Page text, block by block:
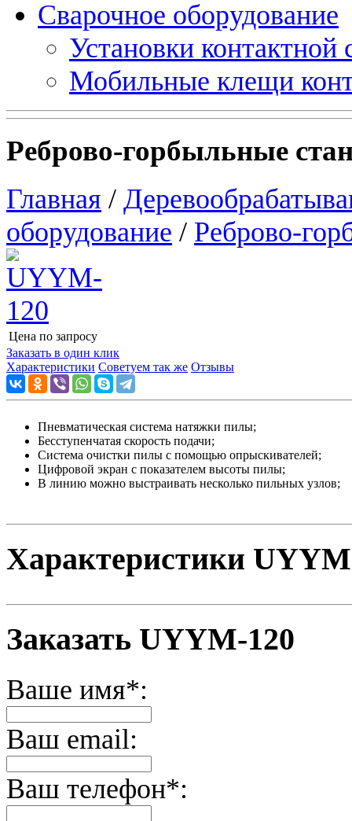
Сварочное оборудование
Установки
Мобильные клещи
Реброво-горбыльные
Главная /
оборудование / Реброво-
Цена по запросу
Заказать в один клик
Характеристики Советуем так же Отзывы
Пневматическая система натяжки пилы;
Бесступенчатая скорость подачи;
Система очистки пилы с помощью опрыскивателей;
Цифровой экран с показателем высоты пилы;
В линию можно выстраивать несколько пильных узлов;
Характеристики
Заказать UYYM-120
Ваше имя*:
Ваш email:
Ваш телефон*: